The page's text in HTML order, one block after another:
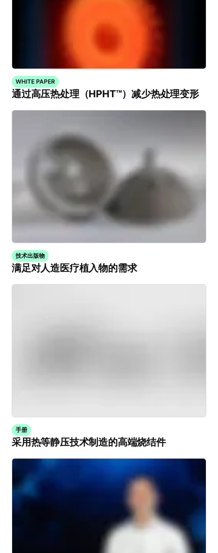
WHITE PAPER
通过高压热处理（HPHT™）减少热处理变形
技术出版物
满足对人造医疗植入物的需求
手册
采用热等静压技术制造的高端烧结件